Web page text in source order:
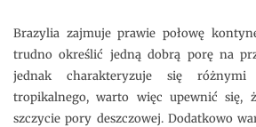
Brazylia zajmuje prawie połowę
trudno określić jedną dobrą porę na
jednak charakteryzuje się różnymi
tropikalnego, warto więc upewnić
szczycie pory deszczowej. Dodatkowo